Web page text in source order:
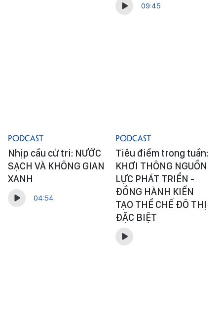
09:45
Podcast
Nhịp cầu cử tri: NƯỚC
SẠCH VÀ KHÔNG GIAN
XANH
04:54
Podcast
Tiêu điểm trong tuần:
KHƠI THÔNG NGUỒN
LỰC PHÁT TRIỂN -
ĐỒNG HÀNH KIẾN
TẠO THỂ CHẾ ĐÔ THỊ
ĐẶC BIỆT